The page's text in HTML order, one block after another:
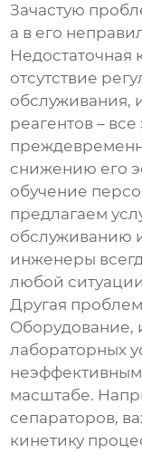
Зачастую
а в его
Недостаточная
отсутствие
обслуживания,
реагентов –
снижению его
обучение
предлагаем
обслуживанию
инженеры
любой
Другая
Оборудование,
лабораторных
масштабе.
сепараторов,
кинетику